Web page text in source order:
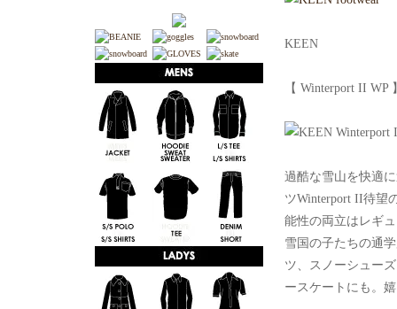
KEEN
【 Winterport II WP
過酷な雪山を快適
ツWinterport II待望
能性の両立はレギ
雪国の子たちの通
ツ、スノーシュー
ースケートにも。